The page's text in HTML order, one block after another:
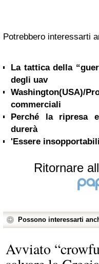
Potrebbero interessarti
La tattica della
degli uav
Washington(USA)/
commerciali
Perché la ripresa
durerà
'Essere
Ritornare
Possono interessarti
Avviato